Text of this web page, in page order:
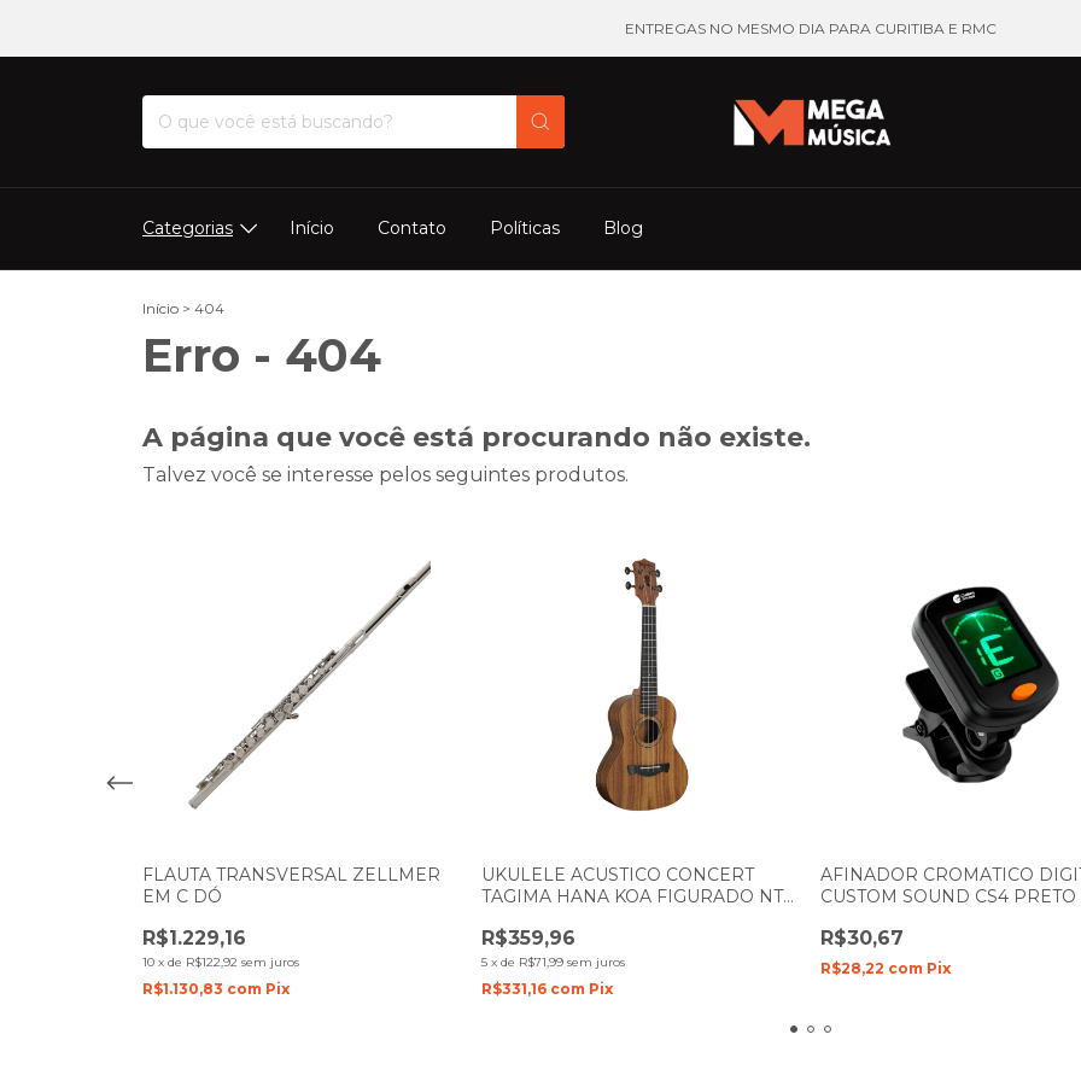
ENTREGAS NO MESMO DIA PARA CURITIBA E RMC
Categorias Início Contato Políticas Blog
Início > 404
Erro - 404
A página que você está procurando não existe.
Talvez você se interesse pelos seguintes produtos.
FLAUTA TRANSVERSAL ZELLMER
EM C DÓ
R$1.229,16
10 x de R$122,92 sem juros
R$1.130,83 com Pix
UKULELE ACUSTICO CONCERT
TAGIMA HANA KOA FIGURADO NTS
R$359,96
5 x de R$71,99 sem juros
R$331,16 com Pix
AFINADOR CROMATICO
CUSTOM SOUND CS4 PRETO
R$30,67
R$28,22 com Pix